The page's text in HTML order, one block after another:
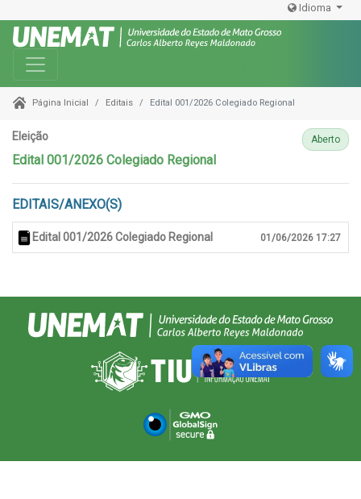
Idioma
Toggle navigation
Página Inicial Editais Edital 001/2026 Colegiado Regional
Eleição Aberto
Edital 001/2026 Colegiado Regional
EDITAIS/ANEXO(S)
Edital 001/2026 Colegiado Regional 01/06/2026 17:27